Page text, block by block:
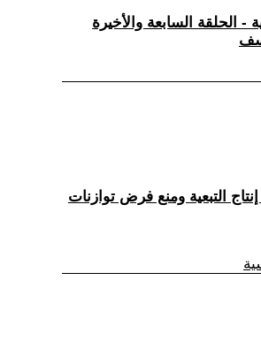
التبعية ومنع فرض توازنات